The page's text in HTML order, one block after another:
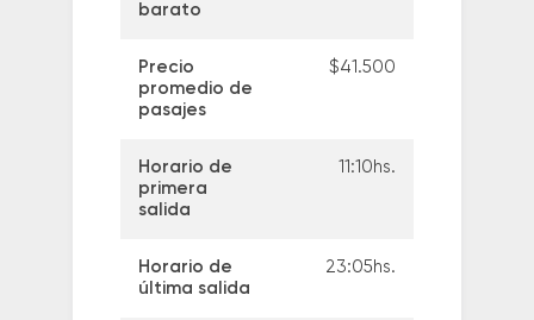
barato
Precio
promedio de
pasajes
$41.500
Horario de
primera
salida
11:10hs.
Horario de
última salida
23:05hs.